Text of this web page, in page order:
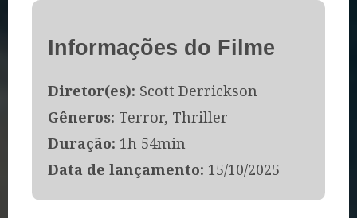
Informações do Filme
Diretor(es): Scott Derrickson
Gêneros: Terror, Thriller
Duração: 1h 54min
Data de lançamento: 15/10/2025